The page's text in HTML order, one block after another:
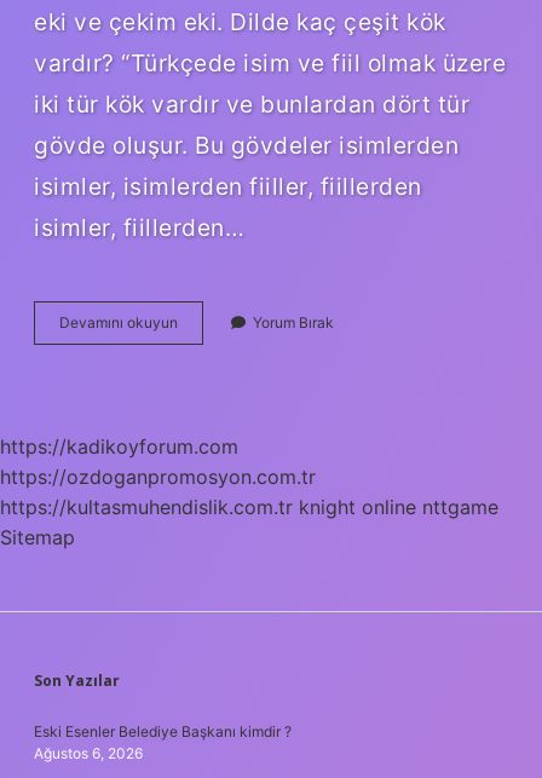
eki ve çekim eki. Dilde kaç çeşit kök
vardır? “Türkçede isim ve fiil olmak üzere
iki tür kök vardır ve bunlardan dört tür
gövde oluşur. Bu gövdeler isimlerden
isimler, isimlerden fiiller, fiillerden
isimler, fiillerden…
Devamını okuyun
Ve
Yorum Bırak
https://kadikoyforum.com
https://ozdoganpromosyon.com.tr
https://kultasmuhendislik.com.tr knight online nttgame
Sitemap
SIDEBAR
Son Yazılar
Eski Esenler Belediye Başkanı kimdir ?
Ağustos 6, 2026